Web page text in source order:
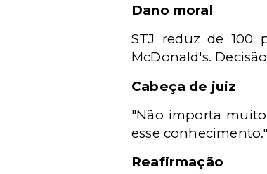
Dano moral
STJ reduz de 100
McDonald's.
Cabeça de juiz
"Não importa
esse
Reafirmação